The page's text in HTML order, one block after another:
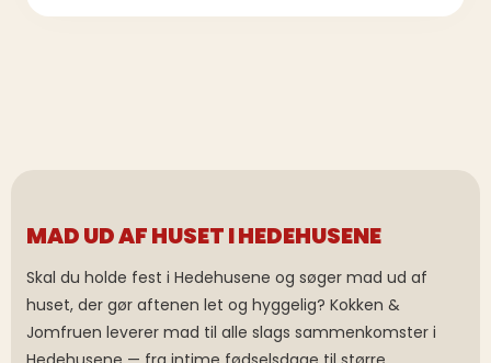
MAD UD AF HUSET I HEDEHUSENE
Skal du holde fest i Hedehusene og søger mad ud af
huset, der gør aftenen let og hyggelig? Kokken &
Jomfruen leverer mad til alle slags sammenkomster i